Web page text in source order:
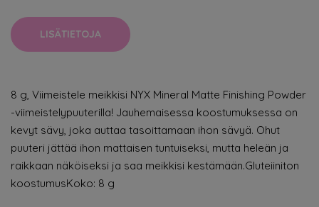
LISÄTIETOJA
8 g, Viimeistele meikkisi NYX Mineral Matte Finishing Powder
-viimeistelypuuterilla! Jauhemaisessa koostumuksessa on
kevyt sävy, joka auttaa tasoittamaan ihon sävyä. Ohut
puuteri jättää ihon mattaisen tuntuiseksi, mutta heleän ja
raikkaan näköiseksi ja saa meikkisi kestämään.Gluteiiniton
koostumusKoko: 8 g